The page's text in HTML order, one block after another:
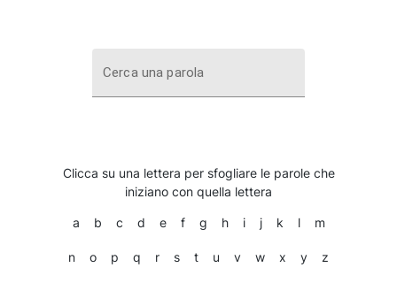
Cerca una parola
Clicca su una lettera per sfogliare le parole che
iniziano con quella lettera
a b c d e f g h i j k l m
n o p q r s t u v w x y z